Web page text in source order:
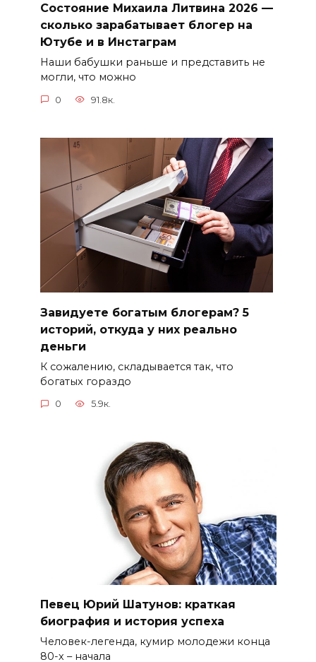
Состояние Михаила Литвина 2026 —
сколько зарабатывает блогер на
Ютубе и в Инстаграм
Наши бабушки раньше и представить не
могли, что можно
0 91.8к.
Завидуете богатым блогерам? 5
историй, откуда у них реально
деньги
К сожалению, складывается так, что
богатых гораздо
0 5.9к.
Певец Юрий Шатунов: краткая
биография и история успеха
Человек-легенда, кумир молодежи конца
80-х – начала